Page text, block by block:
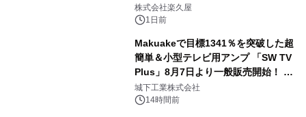
メニューを提供
株式会社楽久屋
1日前
Makuakeで目標1341％を突破した超
簡単＆小型テレビ用アンプ 「SW TV
Plus」8月7日より一般販売開始！ ケ
ーブル1本つなぐだけ、テレビの音が
ぐっと豊かに
城下工業株式会社
14時間前